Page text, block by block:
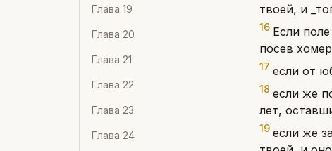
Глава 19
Глава 20
Глава 21
Глава 22
Глава 23
Глава 24
твоей, и
16 Если
посев
17 если от
18 если же
лет,
19 если же